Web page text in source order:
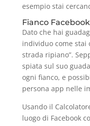
esempio stai
Fianco Facebook
Dato che hai
individuo come stai
strada ripiano”.
spiata sul suo
ogni fianco, e
persona app nelle
Usando il
luogo di Facebook